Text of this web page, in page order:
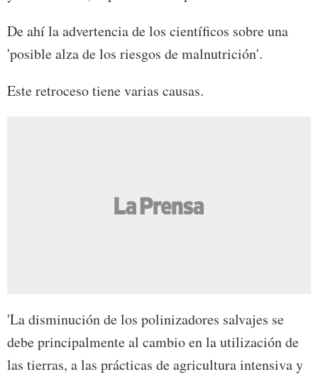
De ahí la advertencia de los científicos sobre una
'posible alza de los riesgos de malnutrición'.
Este retroceso tiene varias causas.
'La disminución de los polinizadores salvajes se
debe principalmente al cambio en la utilización de
las tierras, a las prácticas de agricultura intensiva y